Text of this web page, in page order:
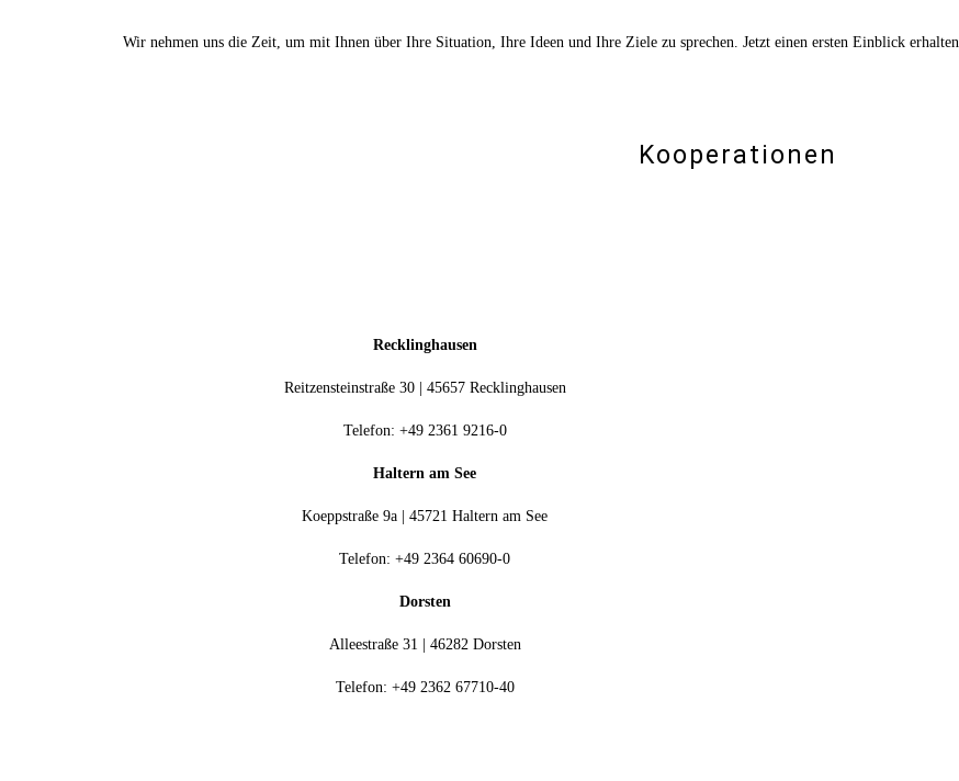
Wir nehmen uns die Zeit, um mit Ihnen über Ihre Situation, Ihre Ideen und Ihre Ziele zu sprechen. Jetzt einen ersten Einblick erhalten.
Kooperationen
Recklinghausen
Reitzensteinstraße 30 | 45657 Recklinghausen
Telefon: +49 2361 9216-0
Haltern am See
Koeppstraße 9a | 45721 Haltern am See
Telefon: +49 2364 60690-0
Dorsten
Alleestraße 31 | 46282 Dorsten
Telefon: +49 2362 67710-40